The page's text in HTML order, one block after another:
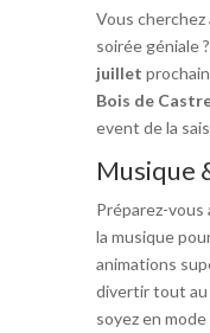
Vous
soirée géniale
juillet
Bois de
event de la
Musique
Préparez-vous
la musique
animations
divertir tout au
soyez en